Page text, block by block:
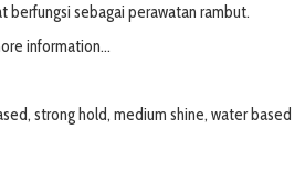
berfungsi sebagai perawatan rambut.
information...
, strong hold, medium shine, water based